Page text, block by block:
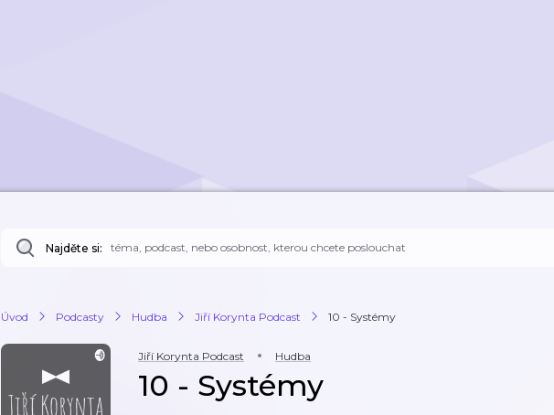
Najděte si:
Úvod Podcasty Hudba Jiří Korynta Podcast 10 - Systémy
Jiří Korynta Podcast Hudba
10 - Systémy